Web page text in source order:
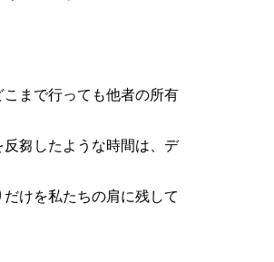
まで行っても他者の所有
芻したような時間は、デ
けを私たちの肩に残して